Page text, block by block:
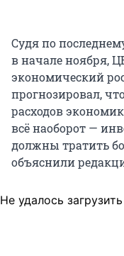
Судя по
в начале ноября,
экономический
прогнозировал,
расходов
всё наоборот —
должны тратить
объяснили
Не удалось